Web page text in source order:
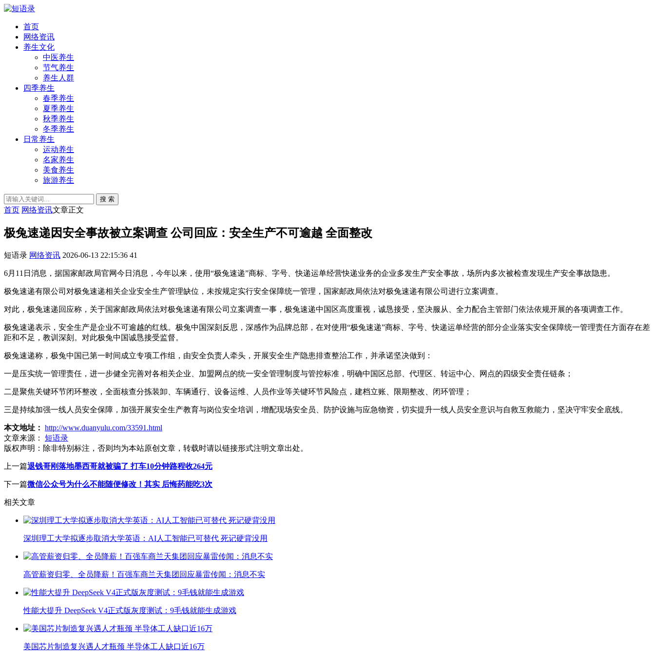
首页
网络资讯
养生文化
中医养生
节气养生
养生人群
四季养生
春季养生
夏季养生
秋季养生
冬季养生
日常养生
运动养生
名家养生
美食养生
旅游养生
搜 索
首页 网络资讯文章正文
极兔速递因安全事故被立案调查 公司回应：安全生产不可逾越 全面整改
短语录 网络资讯 2026-06-13 22:15:36 41
6月11日消息，据国家邮政局官网今日消息，今年以来，使用“极兔速递”商标、字号、快递运单经营快递业务的企业多发生产安全事故，场所内多次被检查发现生产安全事故隐患。
极兔速递有限公司对极兔速递相关企业安全生产管理缺位，未按规定实行安全保障统一管理，国家邮政局依法对极兔速递有限公司进行立案调查。
对此，极兔速递回应称，关于国家邮政局依法对极兔速递有限公司立案调查一事，极兔速递中国区高度重视，诚恳接受，坚决服从、全力配合主管部门依法依规开展的各项调查工作。
极兔速递表示，安全生产是企业不可逾越的红线。极兔中国深刻反思，深感作为品牌总部，在对使用“极兔速递”商标、字号、快递运单经营的部分企业落实安全保障统一管理责任方面存在差
距和不足，教训深刻。对此极兔中国诚恳接受监督。
极兔速递称，极兔中国已第一时间成立专项工作组，由安全负责人牵头，开展安全生产隐患排查整治工作，并承诺坚决做到：
一是压实统一管理责任，进一步健全完善对各相关企业、加盟网点的统一安全管理制度与管控标准，明确中国区总部、代理区、转运中心、网点的四级安全责任链条；
二是聚焦关键环节闭环整改，全面核查分拣装卸、车辆通行、设备运维、人员作业等关键环节风险点，建档立账、限期整改、闭环管理；
三是持续加强一线人员安全保障，加强开展安全生产教育与岗位安全培训，增配现场安全员、防护设施与应急物资，切实提升一线人员安全意识与自救互救能力，坚决守牢安全底线。
本文地址： http://www.duanyulu.com/33591.html
文章来源：
短语录
版权声明： 除非特别标注，否则均为本站原创文章，转载时请以链接形式注明文章出处。
上一篇退钱哥刚落地墨西哥就被骗了 打车10分钟路程收264元
下一篇微信公众号为什么不能随便修改！其实 后悔药能吃3次
相关文章
深圳理工大学拟逐步取消大学英语：AI人工智能已可替代 死记硬背没用
高管薪资归零、全员降薪！百强车商兰天集团回应暴雷传闻：消息不实
性能大提升 DeepSeek V4正式版灰度测试：9毛钱就能生成游戏
美国芯片制造复兴遇人才瓶颈 半导体工人缺口近16万